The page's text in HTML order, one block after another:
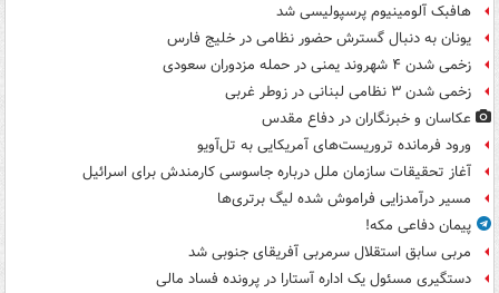
هافبک آلومینیوم پرسپولیسی شد
یونان به دنبال گسترش حضور نظامی در خلیج فارس
زخمی شدن ۴ شهروند یمنی در حمله مزدوران سعودی
زخمی شدن ۳ نظامی لبنانی در زوطر غربی
عکاسان و خبرنگاران در دفاع مقدس
ورود فرمانده تروریست‌های آمریکایی به تل‌آویو
آغاز تحقیقات سازمان ملل درباره جاسوسی کارمندش برای اسرائیل
مسیر درآمدزایی فراموش شده لیگ برتری‌ها
پیمان دفاعی مکه!
مربی سابق استقلال سرمربی آفریقای جنوبی شد
دستگیری مسئول یک اداره آستارا در پرونده فساد مالی